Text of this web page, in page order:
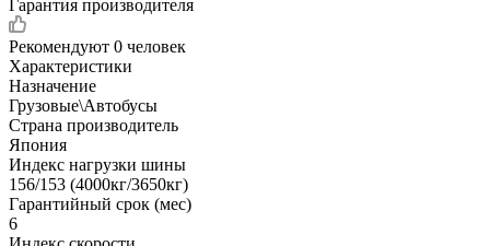
Гарантия производителя
Рекомендуют 0 человек
Характеристики
Назначение
Грузовые\Автобусы
Страна производитель
Япония
Индекс нагрузки шины
156/153 (4000кг/3650кг)
Гарантийный срок (мес)
6